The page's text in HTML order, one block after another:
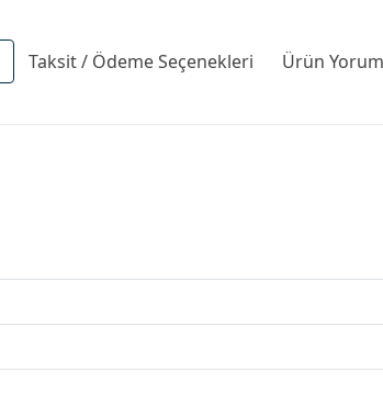
Taksit / Ödeme Seçenekleri Ürün